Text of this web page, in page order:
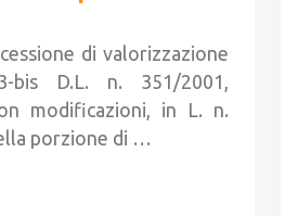
di valorizzazione
D.L. n. 351/2001,
modificazioni, in L. n.
porzione di …